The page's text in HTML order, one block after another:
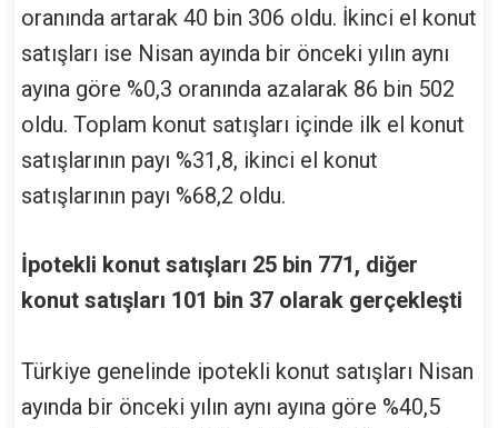
oranında artarak 40 bin 306 oldu. İkinci el konut
satışları ise Nisan ayında bir önceki yılın aynı
ayına göre %0,3 oranında azalarak 86 bin 502
oldu. Toplam konut satışları içinde ilk el konut
satışlarının payı %31,8, ikinci el konut
satışlarının payı %68,2 oldu.
İpotekli konut satışları 25 bin 771, diğer
konut satışları 101 bin 37 olarak gerçekleşti
Türkiye genelinde ipotekli konut satışları Nisan
ayında bir önceki yılın aynı ayına göre %40,5